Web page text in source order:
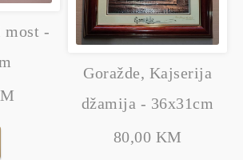
most -
Goražde, Kajserija
džamija - 36x31cm
80,00 KM